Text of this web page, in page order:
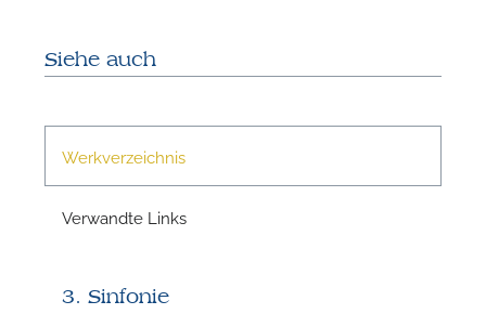
Siehe auch
Werkverzeichnis
Verwandte Links
3. Sinfonie